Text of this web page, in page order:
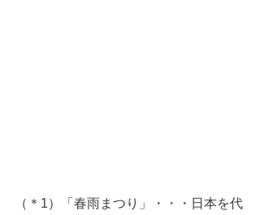
（＊1）「春雨まつり」・・・日本を代